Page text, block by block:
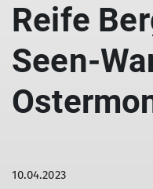
Reife
Seen-
10.04.2023